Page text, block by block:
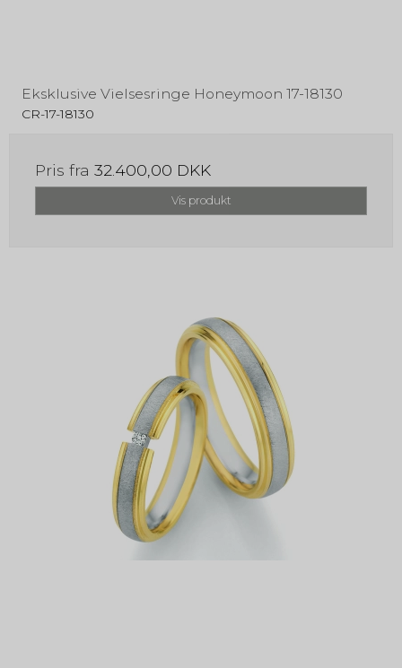
Eksklusive Vielsesringe Honeymoon 17-18130
CR-17-18130
Pris fra 32.400,00 DKK
Vis produkt